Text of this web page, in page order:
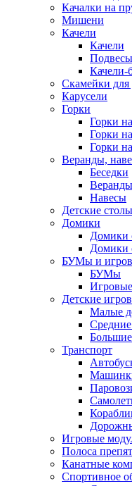
Качалки на
Мишени
Качели
Качели
Подвесы
Качели-
Скамейки для
Карусели
Горки
Горки
Горки
Горки
Веранды,
Беседки
Веранды
Навесы
Детские
Домики
Домики
Домики
БУМы и
БУМы
Детские
Малые
Транспорт
Игровые
Полоса
Канатные
Спортивное